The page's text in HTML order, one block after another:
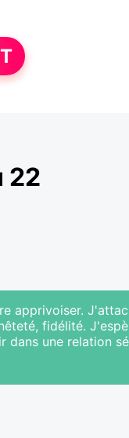
22
apprivoiser.
fidélité.
dans une relation